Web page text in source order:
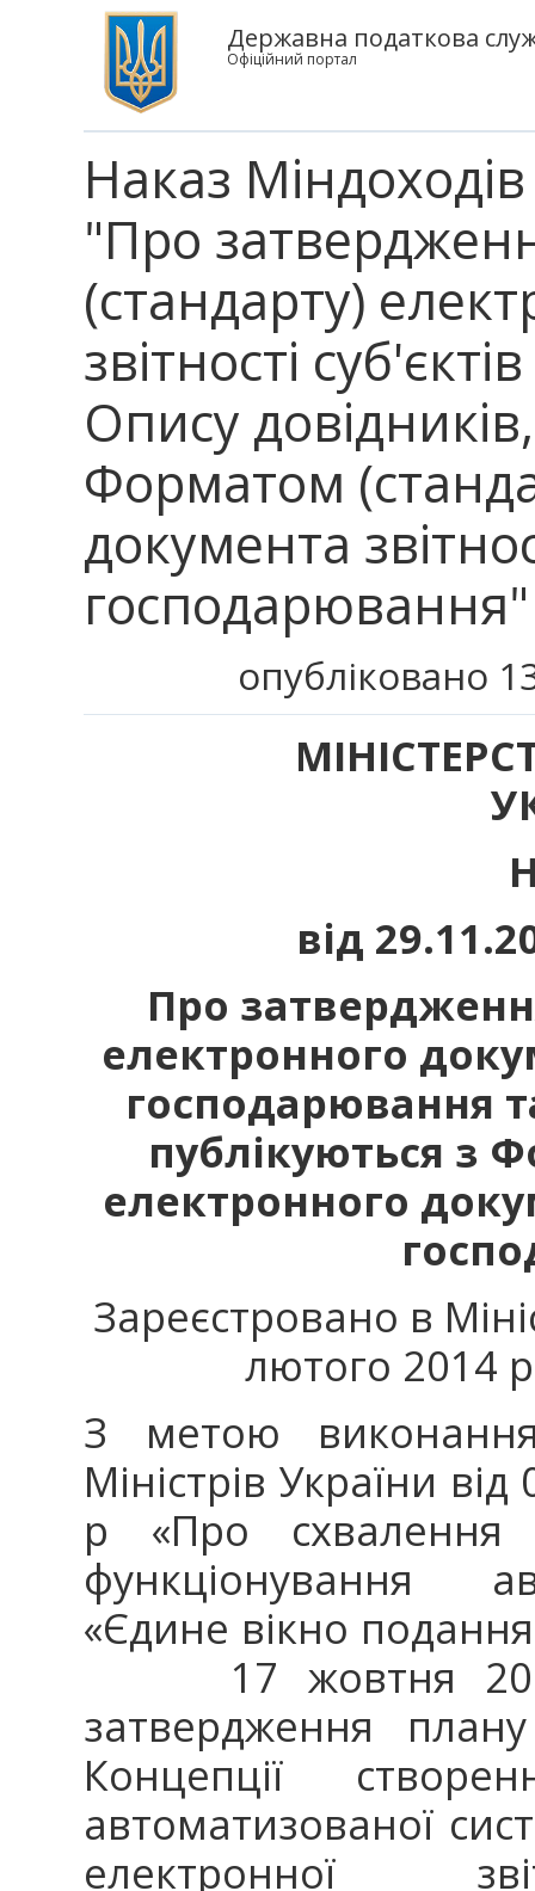
Державна податкова
Офіційний портал
Наказ
"Про
(стандарту)
звітності
Опису
Форматом
документа
господарювання"
опубліковано
від
Про
електронного
господарювання
публікуються з
електронного
Зареєстровано в
лютого 2014
З метою
Міністрів України
р «Про схвалення
функціонування
«Єдине вікно подання
17 жовтня
затвердження
Концепції
автоматизованої
електронної